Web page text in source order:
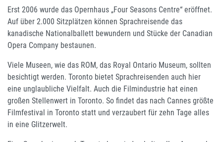
Erst 2006 wurde das Opernhaus „Four Seasons Centre“ eröffnet.
Auf über 2.000 Sitzplätzen können Sprachreisende das
kanadische Nationalballett bewundern und Stücke der Canadian
Opera Company bestaunen.
Viele Museen, wie das ROM, das Royal Ontario Museum, sollten
besichtigt werden. Toronto bietet Sprachreisenden auch hier
eine unglaubliche Vielfalt. Auch die Filmindustrie hat einen
großen Stellenwert in Toronto. So findet das nach Cannes größte
Filmfestival in Toronto statt und verzaubert für zehn Tage alles
in eine Glitzerwelt.